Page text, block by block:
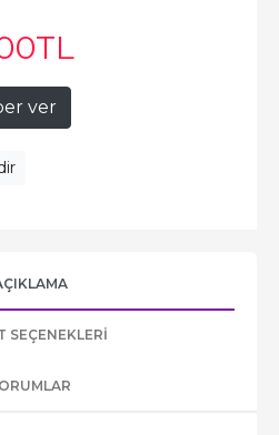
TL
ver
SEÇENEKLERI